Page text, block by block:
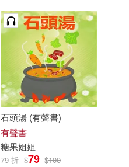
石頭湯 (有聲書)
有聲書
糖果姐姐
79 折 $79 $100